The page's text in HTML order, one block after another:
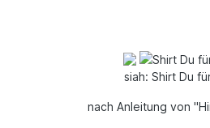
siah: Shirt Du
nach Anleitung von